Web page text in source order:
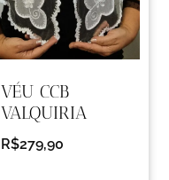
VÉU CCB
VALQUIRIA
R$279,90